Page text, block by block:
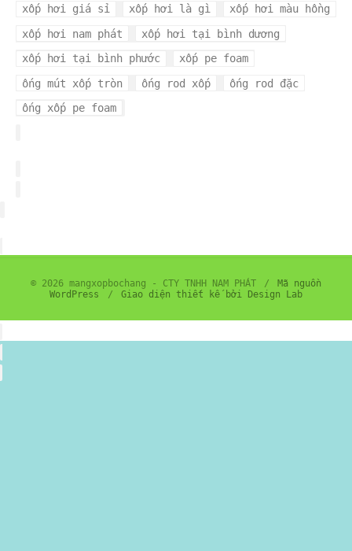
xốp hơi giá sỉ
xốp hơi là gì
xốp hơi màu hồng
xốp hơi nam phát
xốp hơi tại bình dương
xốp hơi tại bình phước
xốp pe foam
ống mút xốp tròn
ống rod xốp
ống rod đặc
ống xốp pe foam
© 2026 mangxopbochang - CTY TNHH NAM PHÁT /
Mã nguồn
WordPress
/ Giao diện thiết kế bởi Design Lab